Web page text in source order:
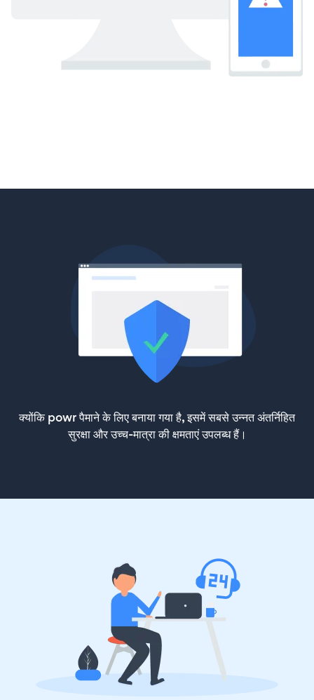
क्योंकि powr पैमाने के लिए बनाया गया है, इसमें सबसे उन्नत अंतर्निहित
सुरक्षा और उच्च-मात्रा की क्षमताएं उपलब्ध हैं।